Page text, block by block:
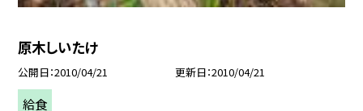
原木しいたけ
公開日 2010/04/21 更新日 2010/04/21
給食